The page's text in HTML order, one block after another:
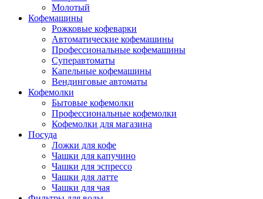
Молотый
Кофемашины
Рожковые кофеварки
Автоматические кофемашины
Профессиональные кофемашины
Суперавтоматы
Капельные кофемашины
Вендинговые автоматы
Кофемолки
Бытовые кофемолки
Профессиональные кофемолки
Кофемолки для магазина
Посуда
Ложки для кофе
Чашки для капучино
Чашки для эспрессо
Чашки для латте
Чашки для чая